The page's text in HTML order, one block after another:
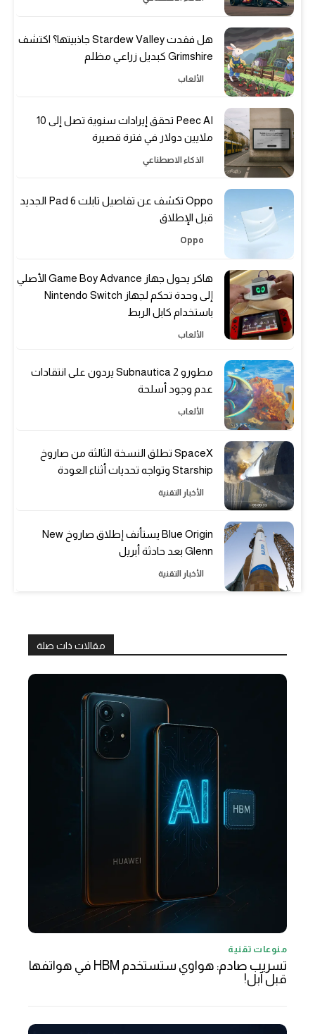
هل فقدت Stardew Valley جاذبيتها؟ اكتشف
Grimshire كبديل زراعي مظلم
الألعاب
Peec AI تحقق إيرادات سنوية تصل إلى 10
ملايين دولار في فترة قصيرة
الذكاء الاصطناعي
Oppo تكشف عن تفاصيل تابلت Pad 6 الجديد
قبل الإطلاق
Oppo
هاكر يحول جهاز Game Boy Advance الأصلي
إلى وحدة تحكم لجهاز Nintendo Switch
باستخدام كابل الربط
الألعاب
مطورو Subnautica 2 يردون على انتقادات
عدم وجود أسلحة
الألعاب
SpaceX تطلق النسخة الثالثة من صاروخ
Starship وتواجه تحديات أثناء العودة
الأخبار التقنية
Blue Origin يستأنف إطلاق صاروخ New
Glenn بعد حادثة أبريل
الأخبار التقنية
مقالات ذات صلة
منوعات تقنية
تسريب صادم: هواوي ستستخدم HBM في هواتفها
قبل آبل!